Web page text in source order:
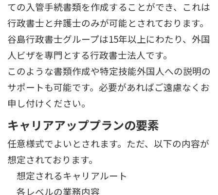
ての入管手続書類を作成することができ、これは
行政書士と弁護士のみが可能とされております。
谷島行政書士グループは15年以上にわたり、外国
人ビザを専門とする行政書士法人です。
このような書類作成や特定技能外国人への説明の
サポートも可能です。必要があればご遠慮なくお
申し付けください。
キャリアアッププランの要素
任意様式でよいとされます。ただ、以下の内容が
想定されております。
想定されるキャリアルート
各レベルの業務内容